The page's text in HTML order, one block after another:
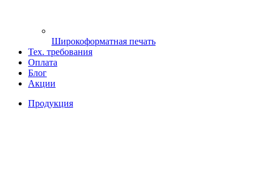
Широкоформатная печать
Тех. требования
Оплата
Блог
Акции
Продукция